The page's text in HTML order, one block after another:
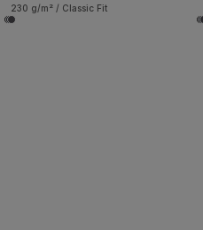
230 g/m² / Classic Fit